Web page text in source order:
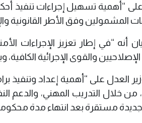
“أهمية تسهيل إجراءات تنفيذ
المشمولين وفق الأطر القانونية
أنه “في إطار تعزيز الإجراءات
الإصلاحيين والقوى الإجرائية
العدل على “أهمية إعداد وتنفيذ
من خلال التدريب المهني، والدعم
جديدة مستقرة بعد انتهاء مدة